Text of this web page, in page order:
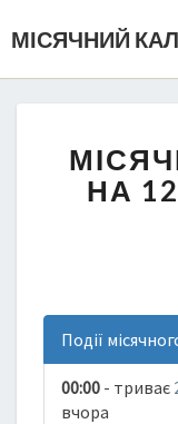
МІСЯЧНИЙ
НА
Події
00:00 - триває
вчора